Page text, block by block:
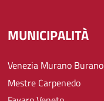
MUNICIPALITÀ
Venezia Murano Burano
Mestre Carpenedo